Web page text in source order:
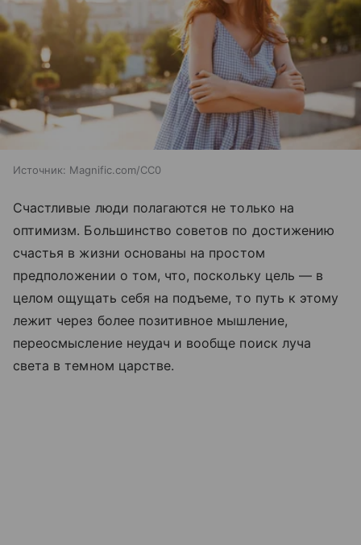
Источник: Magnific.com/CC0
Счастливые люди полагаются не только на
оптимизм. Большинство советов по достижению
счастья в жизни основаны на простом
предположении о том, что, поскольку цель — в
целом ощущать себя на подъеме, то путь к этому
лежит через более позитивное мышление,
переосмысление неудач и вообще поиск луча
света в темном царстве.